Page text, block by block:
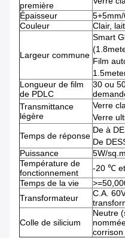
première
Épaisseur
Couleur
Clair,
Largeur commune
Smart
Film
Longueur de film
de PDLC
30 ou
Transmittance
légère
Verre
Verre
Temps de réponse
De à
De
Puissance
5W/
Température de
fonctionnement
-20 ℃
Temps de la vie
Transformateur
C.A.
Colle de silicium
Neutre